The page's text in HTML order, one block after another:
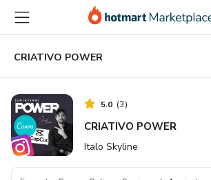
para
conteúdo
principal
para
pagamento
para
rodapé
CRIATIVO POWER
5.0 (3)
CRIATIVO POWER
Italo Skyline